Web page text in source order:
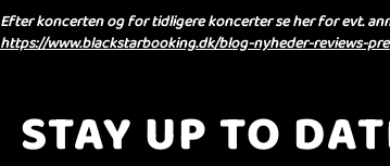
Efter koncerten og for tidligere koncerter se her for evt.
https://www.blackstarbooking.dk/blog-nyheder-reviews-
STAY UP TO